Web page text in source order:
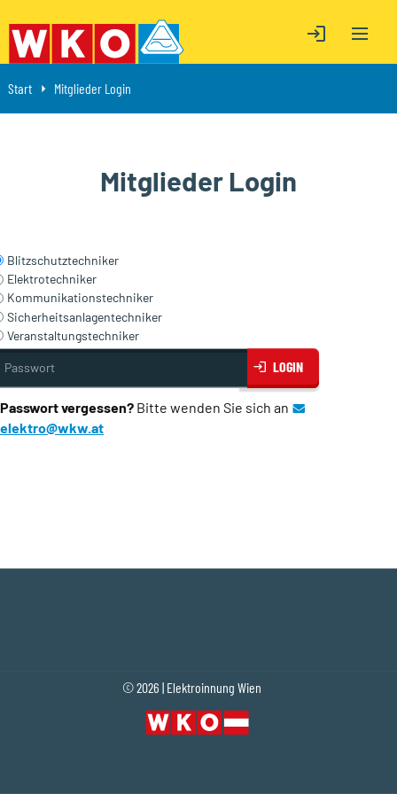
ÖFFNE LOGIN
ÖFFNE LOGIN
OPEN
Start Aktuell: Mitglieder Login
Mitglieder Login
Mitglieder Login
Blitzschutztechniker
Elektrotechniker
Kommunikationstechniker
Sicherheitsanlagentechniker
Veranstaltungstechniker
LOGIN
Passwort vergessen? Bitte wenden Sie sich an
elektro@wkw.at
Fußleistennavigation
© 2026 | Elektroinnung Wien